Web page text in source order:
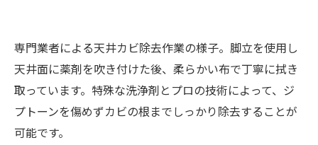
専門業者による天井カビ除去作業の様子。脚立を使用し
天井面に薬剤を吹き付けた後、柔らかい布で丁寧に拭き
取っています。特殊な洗浄剤とプロの技術によって、ジ
プトーンを傷めずカビの根までしっかり除去することが
可能です。